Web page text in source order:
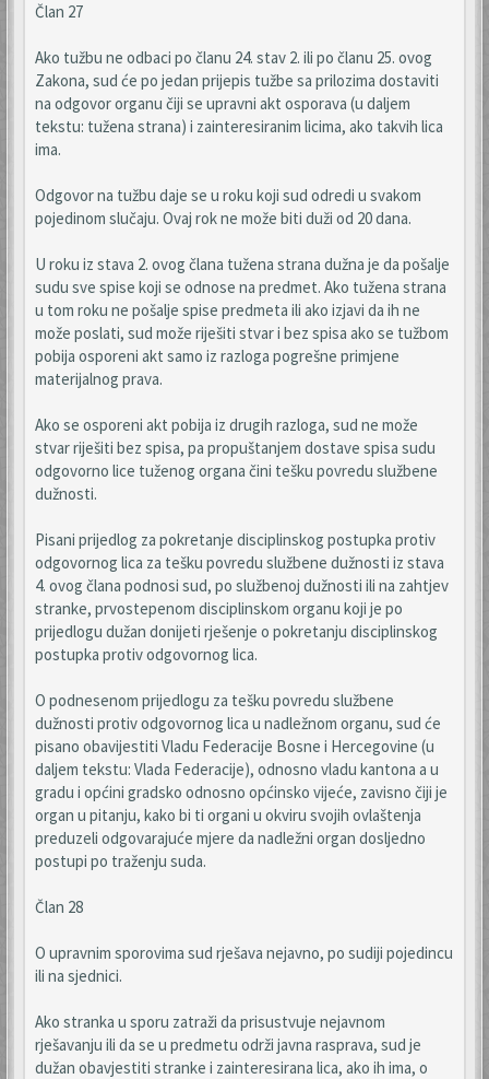
Član 27
Ako tužbu ne odbaci po članu 24. stav 2. ili po članu 25. ovog
Zakona, sud će po jedan prijepis tužbe sa prilozima dostaviti
na odgovor organu čiji se upravni akt osporava (u daljem
tekstu: tužena strana) i zainteresiranim licima, ako takvih lica
ima.
Odgovor na tužbu daje se u roku koji sud odredi u svakom
pojedinom slučaju. Ovaj rok ne može biti duži od 20 dana.
U roku iz stava 2. ovog člana tužena strana dužna je da pošalje
sudu sve spise koji se odnose na predmet. Ako tužena strana
u tom roku ne pošalje spise predmeta ili ako izjavi da ih ne
može poslati, sud može riješiti stvar i bez spisa ako se tužbom
pobija osporeni akt samo iz razloga pogrešne primjene
materijalnog prava.
Ako se osporeni akt pobija iz drugih razloga, sud ne može
stvar riješiti bez spisa, pa propuštanjem dostave spisa sudu
odgovorno lice tuženog organa čini tešku povredu službene
dužnosti.
Pisani prijedlog za pokretanje disciplinskog postupka protiv
odgovornog lica za tešku povredu službene dužnosti iz stava
4. ovog člana podnosi sud, po službenoj dužnosti ili na zahtjev
stranke, prvostepenom disciplinskom organu koji je po
prijedlogu dužan donijeti rješenje o pokretanju disciplinskog
postupka protiv odgovornog lica.
O podnesenom prijedlogu za tešku povredu službene
dužnosti protiv odgovornog lica u nadležnom organu, sud će
pisano obavijestiti Vladu Federacije Bosne i Hercegovine (u
daljem tekstu: Vlada Federacije), odnosno vladu kantona a u
gradu i općini gradsko odnosno općinsko vijeće, zavisno čiji je
organ u pitanju, kako bi ti organi u okviru svojih ovlaštenja
preduzeli odgovarajuće mjere da nadležni organ dosljedno
postupi po traženju suda.
Član 28
O upravnim sporovima sud rješava nejavno, po sudiji pojedincu
ili na sjednici.
Ako stranka u sporu zatraži da prisustvuje nejavnom
rješavanju ili da se u predmetu održi javna rasprava, sud je
dužan obavjestiti stranke i zainteresirana lica, ako ih ima, o